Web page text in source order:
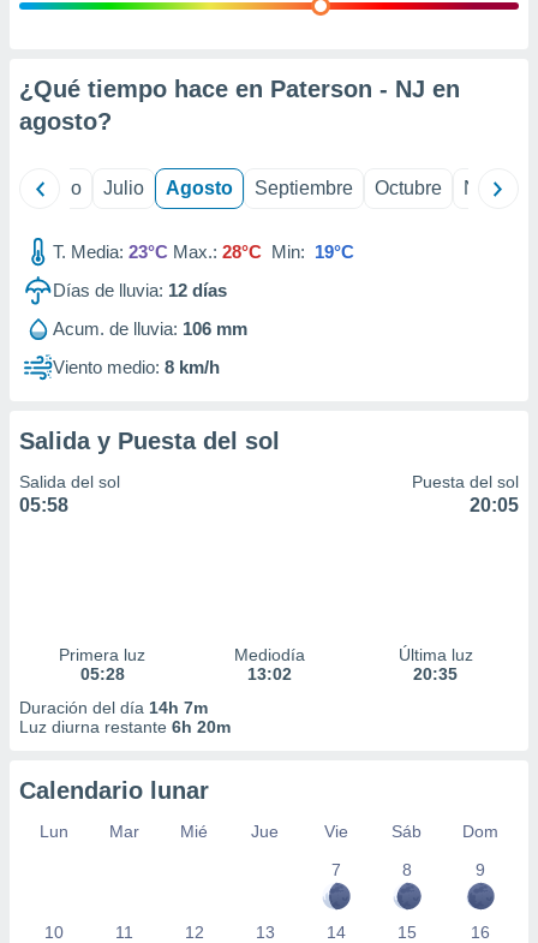
e
mediante
publicidad
de
1199
¿Qué tiempo hace en Paterson - NJ en
agosto?
Junio Julio Agosto Septiembre Octubre
T. Media: 23°C Max.: 28°C Min: 19°C
Días de lluvia: 12 días
Acum. de lluvia: 106 mm
Viento medio: 8 km/h
Salida y Puesta del sol
Salida del sol
05:58
Puesta del sol
20:05
Primera luz
05:28
Mediodía
13:02
Última luz
20:35
Duración del día 14h 7m
Luz diurna restante 6h 20m
Calendario lunar
Lun Mar Mié Jue Vie Sáb
Dom
7
8 9
10 11 12 13 14 15 16